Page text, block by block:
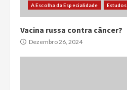
A Escolha da Especialidade Estudos
Vacina russa contra câncer?
Dezembro 26, 2024